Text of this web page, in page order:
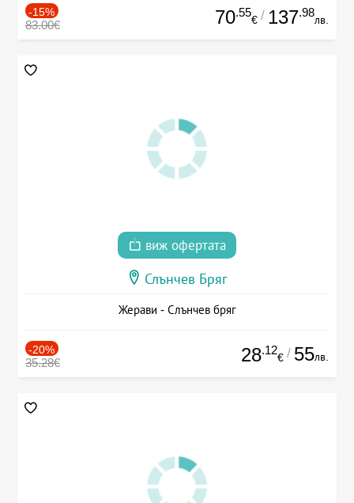
-15%
83.00€ 70.55
€ / 137.98
лв.
виж офертата
Слънчев Бряг
Жерави - Слънчев бряг
-20%
35.28€ 28.12
€ / 55лв.